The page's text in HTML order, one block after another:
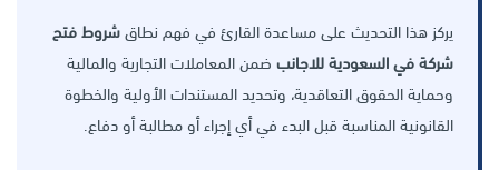
يركز هذا التحديث على مساعدة القارئ في فهم نطاقشروط فتح
شركة في السعودية للاجانب ضمن المعاملات التجارية والمالية
وحماية الحقوق التعاقدية، وتحديد المستندات الأولية والخطوة
القانونية المناسبة قبل البدء في أي إجراء أو مطالبة أو دفاع.